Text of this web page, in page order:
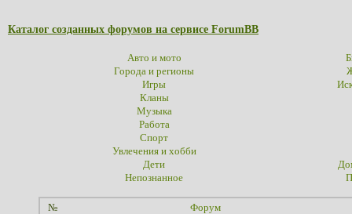
Каталог созданных форумов на сервисе ForumBB
Авто и мото
Города и регионы
Игры
Кланы
Музыка
Работа
Спорт
Увлечения и хобби
Дети
Непознанное
№ Форум